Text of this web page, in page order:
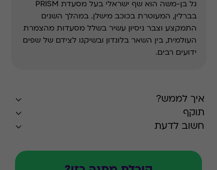
גל בן-משה הוא שף ישראלי בעל מסעדת PRISM
בברלין, המעוטרת בכוכב מישלן. במהלך השנים
התמקצע וצבר ניסיון עשיר בשלל מסעדות מהצמרת
העולמית, בין השאר בלונדון ובשיקגו לצידם של שפים
ידועים רבים.
איך לממש?
תוקף
חשוב לדעת